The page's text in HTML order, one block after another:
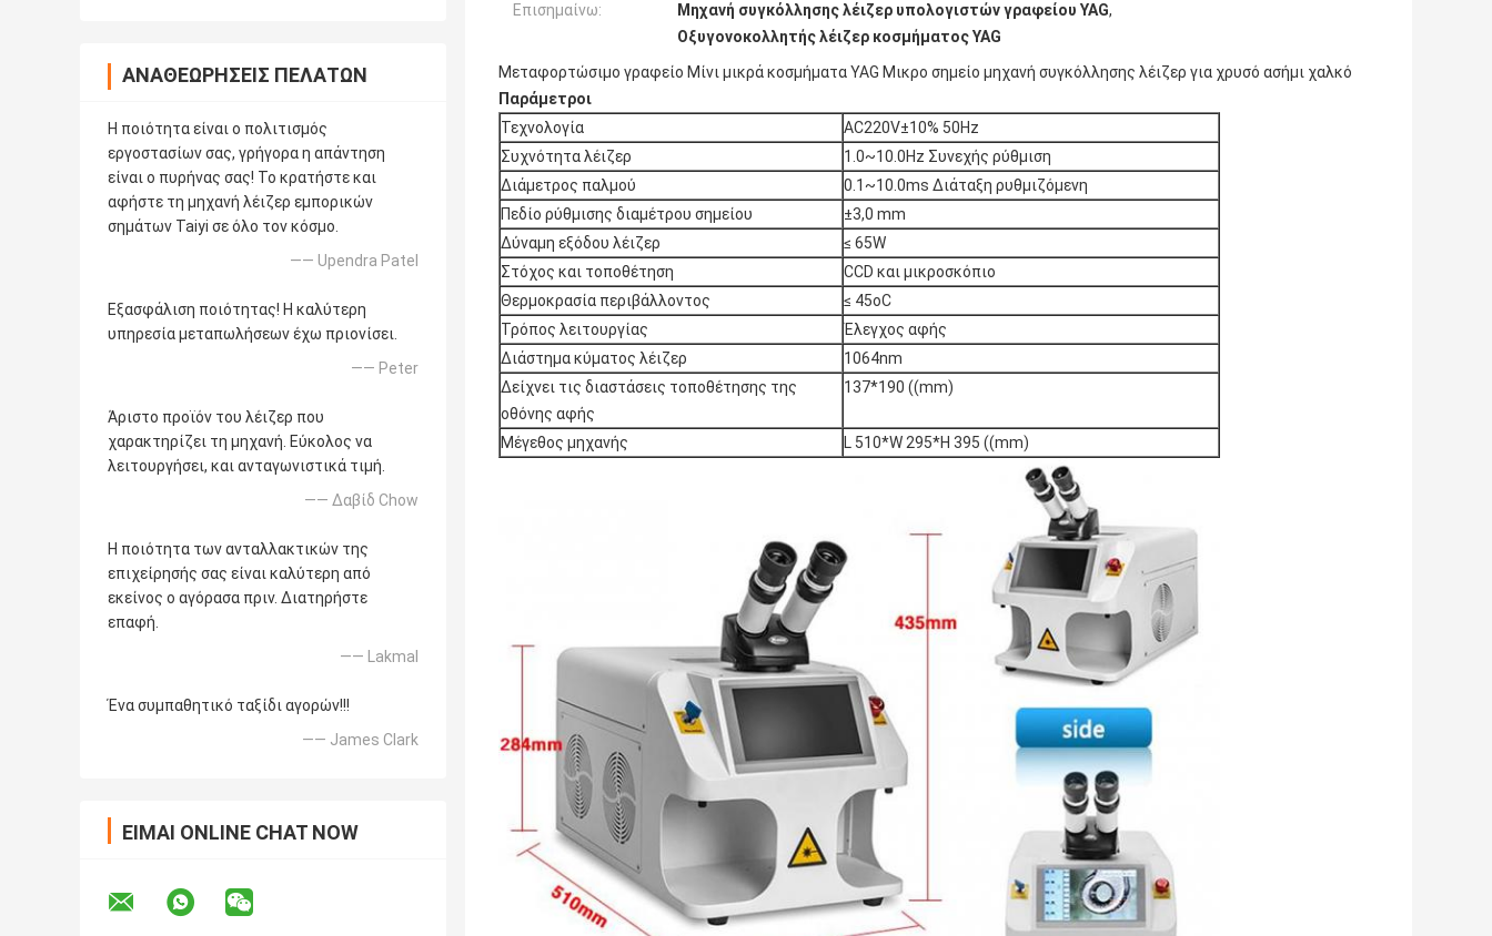
ΑΝΑΘΕΩΡΉΣΕΙΣ ΠΕΛΑΤΏΝ
Η ποιότητα είναι ο πολιτισμός
εργοστασίων σας, γρήγορα η απάντηση
είναι ο πυρήνας σας! Το κρατήστε και
αφήστε τη μηχανή λέιζερ εμπορικών
σημάτων Taiyi σε όλο τον κόσμο.
—— Upendra Patel
Εξασφάλιση ποιότητας! Η καλύτερη
υπηρεσία μεταπωλήσεων έχω πριονίσει.
—— Peter
Άριστο προϊόν του λέιζερ που
χαρακτηρίζει τη μηχανή. Εύκολος να
λειτουργήσει, και ανταγωνιστικά τιμή.
—— Δαβίδ Chow
Η ποιότητα των ανταλλακτικών της
επιχείρησής σας είναι καλύτερη από
εκείνος ο αγόρασα πριν. Διατηρήστε
επαφή.
—— Lakmal
Ένα συμπαθητικό ταξίδι αγορών!!!
—— James Clark
ΕΊΜΑΙ ONLINE CHAT NOW
Επισημαίνω:
Μηχανή συγκόλλησης λέιζερ υπολογιστών γραφείου YAG,
Οξυγονοκολλητής λέιζερ κοσμήματος YAG
Μεταφορτώσιμο γραφείο Μίνι μικρά κοσμήματα YAG Μικρο σημείο μηχανή συγκόλλησης λέιζερ για χρυσό ασήμι χαλκό
Παράμετροι
Τεχνολογία
AC220V±10% 50Hz
Συχνότητα λέιζερ
1.0~10.0Hz Συνεχής ρύθμιση
Διάμετρος παλμού
0.1~10.0ms Διάταξη ρυθμιζόμενη
Πεδίο ρύθμισης διαμέτρου σημείου
±3,0 mm
Δύναμη εξόδου λέιζερ
≤ 65W
Στόχος και τοποθέτηση
CCD και μικροσκόπιο
Θερμοκρασία περιβάλλοντος
≤ 45oC
Τρόπος λειτουργίας
Έλεγχος αφής
Διάστημα κύματος λέιζερ
1064nm
Δείχνει τις διαστάσεις τοποθέτησης της
οθόνης αφής
137*190 ((mm)
Μέγεθος μηχανής L 510*W 295*H 395 ((mm)